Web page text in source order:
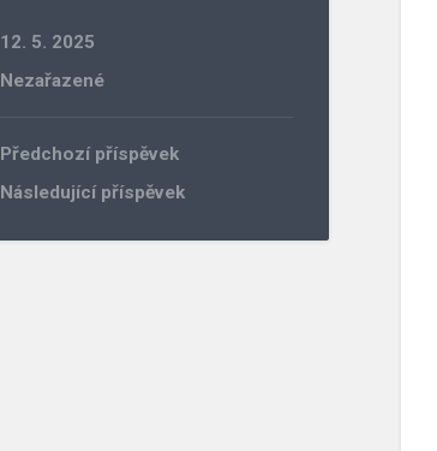
12. 5. 2025
Nezařazené
Předchozí příspěvek
Následující příspěvek